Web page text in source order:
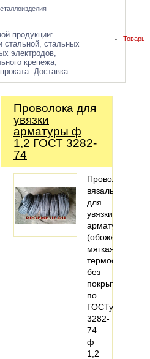
продукции:
стальной, стальных
электродов,
крепежа,
Доставка…
Товары
Проволока для
увязки
арматуры ф
1,2 ГОСТ 3282-
74
Проволока
вязальная
для
увязки
арматуры
(обожженая,
мягкая,
без
покрытия
по
ГОСТу
3282-
74
ф
1,2